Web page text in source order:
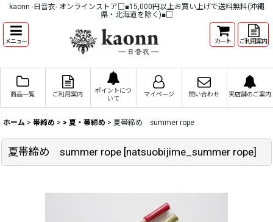
kaonn -日音衣- オンラインストア□■15,000円以上お買い上げで送料無料(沖縄
県・北海道を除く)■□
メニュー カート ご利用案内
商品一覧 ご利用案内
ポイントにつ
いて
マイページ 問い合わせ 実店舗のご案内
ホーム > 帯締め > > 夏・帯締め > 夏帯締め summer rope
夏帯締め summer rope [natsuobijime_summer rope]